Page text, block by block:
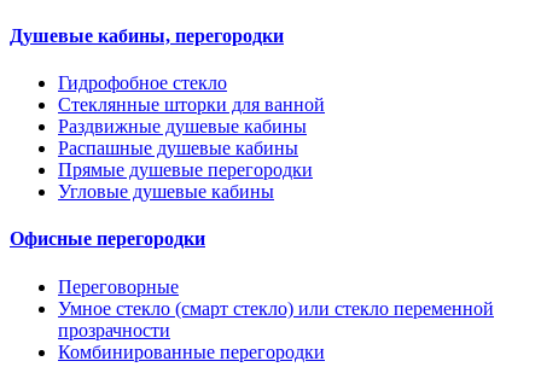
Душевые кабины, перегородки
Гидрофобное стекло
Стеклянные шторки для ванной
Раздвижные душевые кабины
Распашные душевые кабины
Прямые душевые перегородки
Угловые душевые кабины
Офисные перегородки
Переговорные
Умное стекло (смарт стекло) или стекло переменной
прозрачности
Комбинированные перегородки